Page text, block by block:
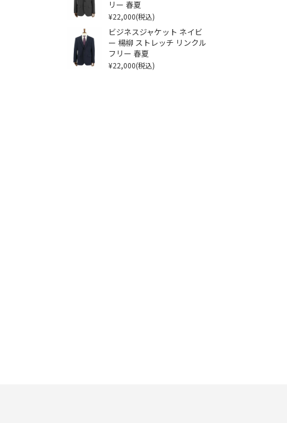
リー 春夏
¥22,000(税込)
ビジネスジャケット ネイビ
ー 楊柳 ストレッチ リンクル
フリー 春夏
¥22,000(税込)